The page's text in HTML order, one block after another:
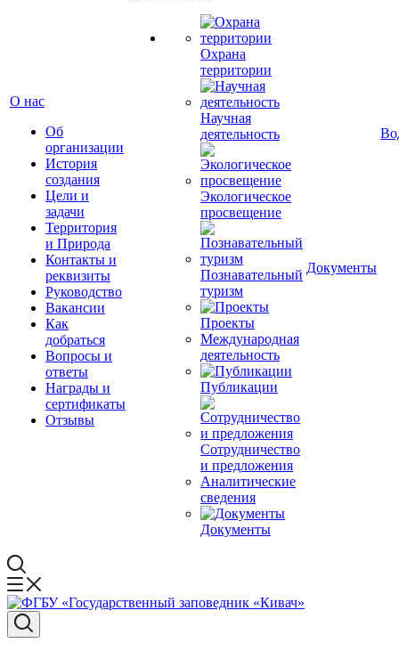
О нас
Об
организации
История
создания
Цели и
задачи
Территория
и Природа
Контакты и
реквизиты
Руководство
Вакансии
Как
добраться
Вопросы и
ответы
Награды и
сертификаты
Отзывы
Охрана
территории
Научная
деятельность
Экологическое
просвещение
Познавательный
туризм
Проекты
Международная
деятельность
Публикации
Сотрудничество
и предложения
Аналитические
сведения
Документы
Документы